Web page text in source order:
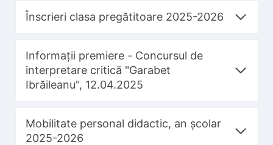
Înscrieri clasa pregătitoare 2025-2026
Informații premiere - Concursul de
interpretare critică "Garabet
Ibrăileanu", 12.04.2025
Mobilitate personal didactic, an școlar
2025-2026